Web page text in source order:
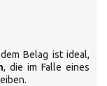
Belag ist ideal,
, die im Falle eines